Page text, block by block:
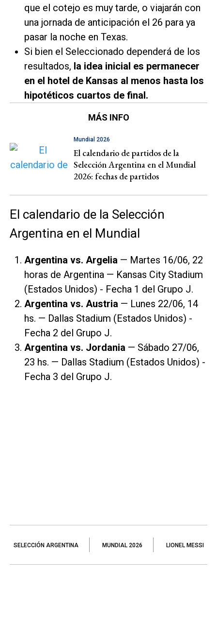
que el cotejo es muy tarde, o viajarán con
una jornada de anticipación el 26 para ya
pasar la noche en Texas.
Si bien el Seleccionado dependerá de los
resultados, la idea inicial es permanecer
en el hotel de Kansas al menos hasta los
hipotéticos cuartos de final.
MÁS INFO
Mundial 2026
El calendario de partidos de la
Selección Argentina en el Mundial
2026: fechas de partidos
El calendario de la Selección
Argentina en el Mundial
Argentina vs. Argelia — Martes 16/06, 22
horas de Argentina — Kansas City Stadium
(Estados Unidos) - Fecha 1 del Grupo J.
Argentina vs. Austria — Lunes 22/06, 14
hs. — Dallas Stadium (Estados Unidos) -
Fecha 2 del Grupo J.
Argentina vs. Jordania — Sábado 27/06,
23 hs. — Dallas Stadium (Estados Unidos) -
Fecha 3 del Grupo J.
SELECCIÓN ARGENTINA MUNDIAL 2026 LIONEL MESSI